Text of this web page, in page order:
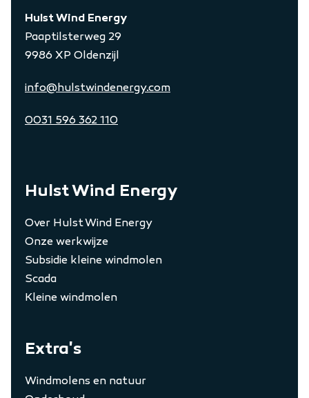
Hulst Wind Energy
Paaptilsterweg 29
9986 XP Oldenzijl
info@hulstwindenergy.com
0031 596 362 110
Hulst Wind Energy
Over Hulst Wind Energy
Onze werkwijze
Subsidie kleine windmolen
Scada
Kleine windmolen
Extra's
Windmolens en natuur